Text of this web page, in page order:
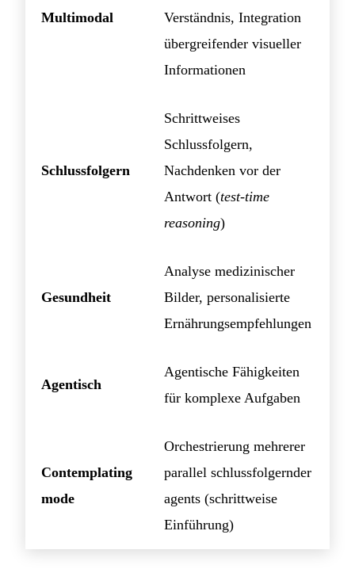
Multimodal
Verständnis, Integration
übergreifender visueller
Informationen
Schlussfolgern
Schrittweises
Schlussfolgern,
Nachdenken vor der
Antwort (test-time
reasoning)
Gesundheit
Analyse medizinischer
Bilder, personalisierte
Ernährungsempfehlungen
Agentisch
Agentische Fähigkeiten
für komplexe Aufgaben
Contemplating
mode
Orchestrierung mehrerer
parallel schlussfolgernder
agents (schrittweise
Einführung)